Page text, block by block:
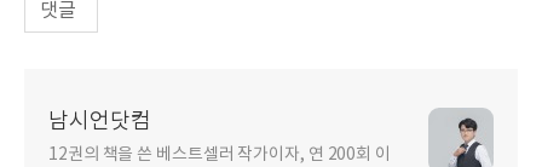
댓글
남시언닷컴
12권의 책을 쓴 베스트셀러 작가이자, 연 200회 이